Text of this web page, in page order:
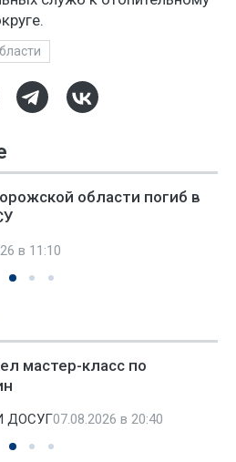
области погиб в
в 11:10
мастер-класс по
ДОСУГ07.08.2026 в 20:40